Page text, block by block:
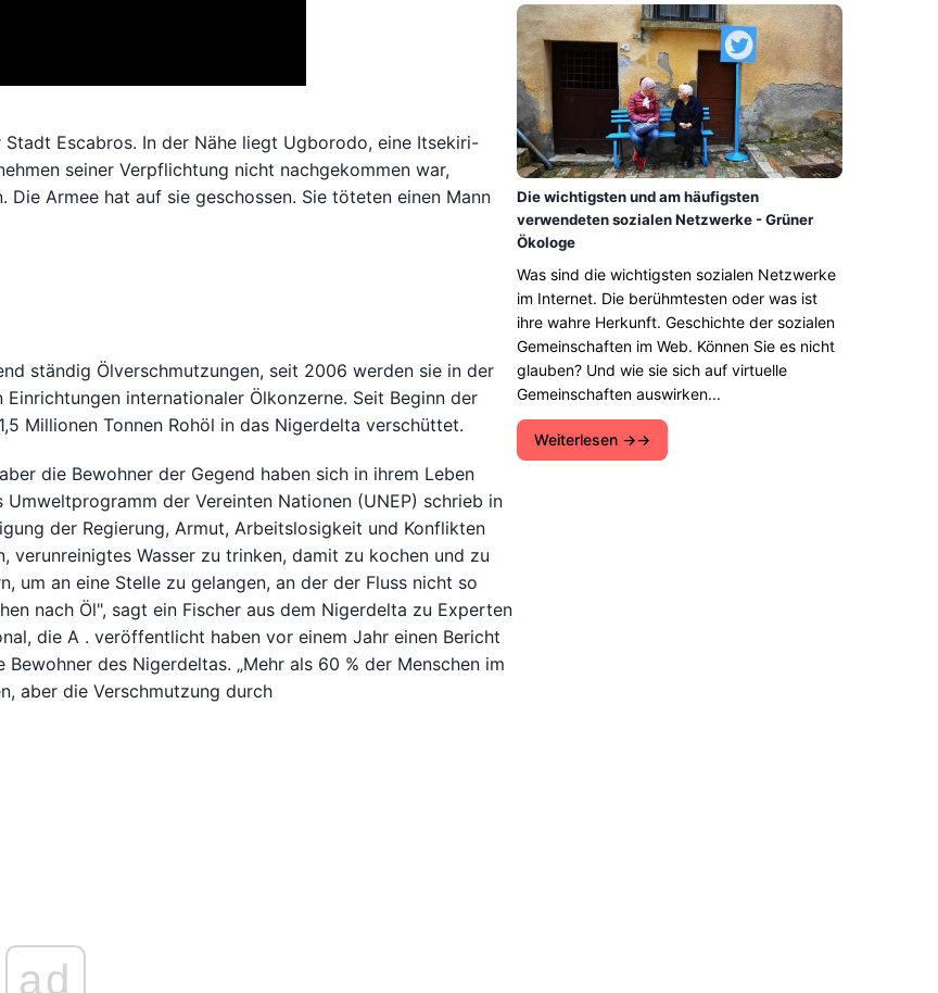
Escabros. In der Nähe liegt Ugborodo, eine Itsekiri-
seiner Verpflichtung nicht nachgekommen war,
Armee hat auf sie geschossen. Sie töteten einen Mann
ständig Ölverschmutzungen, seit 2006 werden sie in der
internationaler Ölkonzerne. Seit Beginn der
Millionen Tonnen Rohöl in das Nigerdelta verschüttet.
die Bewohner der Gegend haben sich in ihrem Leben
der Vereinten Nationen (UNEP) schrieb in
der Regierung, Armut, Arbeitslosigkeit und Konflikten
verunreinigtes Wasser zu trinken, damit zu kochen und zu
um an eine Stelle zu gelangen, an der der Fluss nicht so
nach Öl", sagt ein Fischer aus dem Nigerdelta zu Experten
die A . veröffentlicht haben vor einem Jahr einen Bericht
des Nigerdeltas. „Mehr als 60 % der Menschen im
aber die Verschmutzung durch
ad
Die wichtigsten und am häufigsten
verwendeten sozialen Netzwerke - Grüner
Ökologe
Was sind die wichtigsten sozialen Netzwerke
im Internet. Die berühmtesten oder was ist
ihre wahre Herkunft. Geschichte der sozialen
Gemeinschaften im Web. Können Sie es nicht
glauben? Und wie sie sich auf virtuelle
Gemeinschaften auswirken...
Weiterlesen →